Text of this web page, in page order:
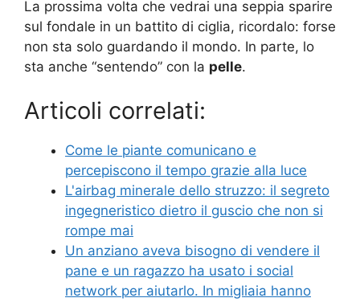
La prossima volta che vedrai una seppia sparire
sul fondale in un battito di ciglia, ricordalo: forse
non sta solo guardando il mondo. In parte, lo
sta anche “sentendo” con la pelle.
Articoli correlati:
Come le piante comunicano e
percepiscono il tempo grazie alla luce
L'airbag minerale dello struzzo: il segreto
ingegneristico dietro il guscio che non si
rompe mai
Un anziano aveva bisogno di vendere il
pane e un ragazzo ha usato i social
network per aiutarlo. In migliaia hanno